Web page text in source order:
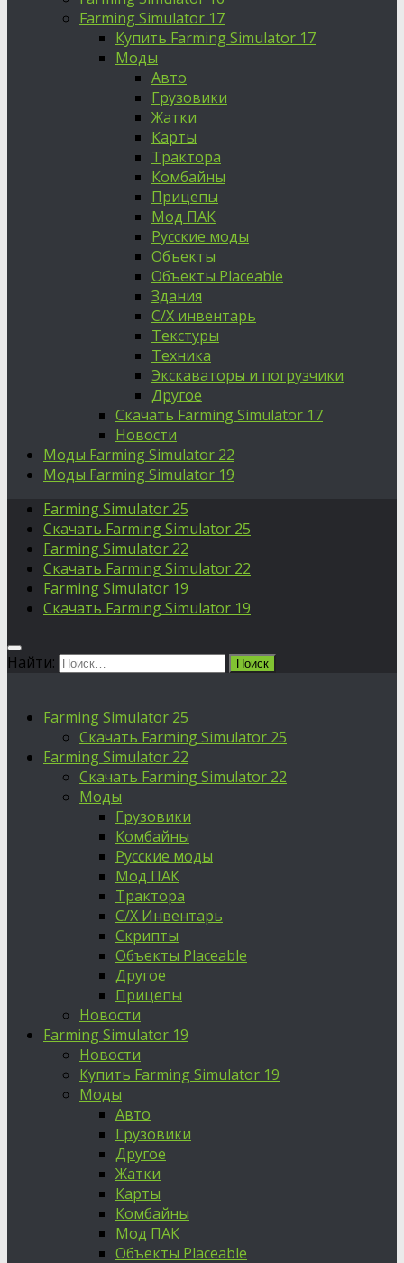
Farming Simulator 17
Купить Farming Simulator 17
Моды
Авто
Грузовики
Жатки
Карты
Трактора
Комбайны
Прицепы
Мод ПАК
Русские моды
Объекты
Объекты Placeable
Здания
С/Х инвентарь
Текстуры
Техника
Экскаваторы и погрузчики
Другое
Скачать Farming Simulator 17
Новости
Моды Farming Simulator 22
Моды Farming Simulator 19
Farming Simulator 25
Скачать Farming Simulator 25
Farming Simulator 22
Скачать Farming Simulator 22
Farming Simulator 19
Скачать Farming Simulator 19
Найти:
Farming Simulator 25
Скачать Farming Simulator 25
Farming Simulator 22
Скачать Farming Simulator 22
Моды
Грузовики
Комбайны
Русские моды
Мод ПАК
Трактора
С/Х Инвентарь
Скрипты
Объекты Placeable
Другое
Прицепы
Новости
Farming Simulator 19
Новости
Купить Farming Simulator 19
Моды
Авто
Грузовики
Другое
Жатки
Карты
Комбайны
Мод ПАК
Объекты Placeable